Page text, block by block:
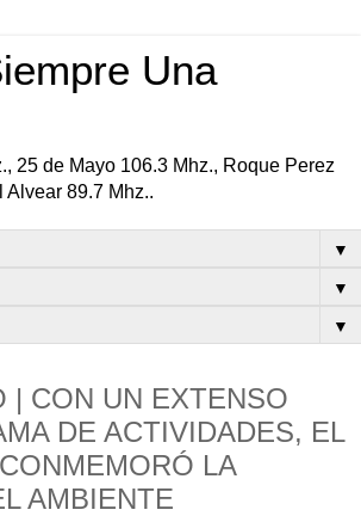
Una
25 de Mayo 106.3 Mhz., Roque Perez
Alvear 89.7 Mhz..
▼
▼
▼
| CON UN EXTENSO
DE ACTIVIDADES, EL
LA
AMBIENTE